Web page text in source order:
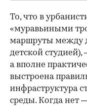
То, что в
«муравьиными
маршруты между
детской студией),
а вполне
выстроена
инфраструктура
среды. Когда нет